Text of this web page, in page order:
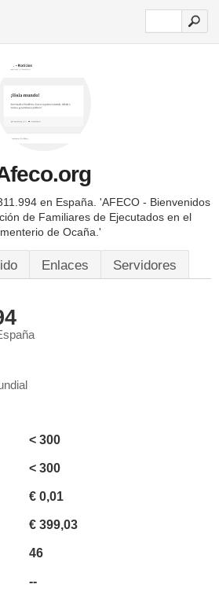
en España. 'AFECO - Bienvenidos
de Familiares de Ejecutados en el
de Ocaña.'
Enlaces Servidores
< 300
< 300
€ 0,01
€ 399,03
46
--